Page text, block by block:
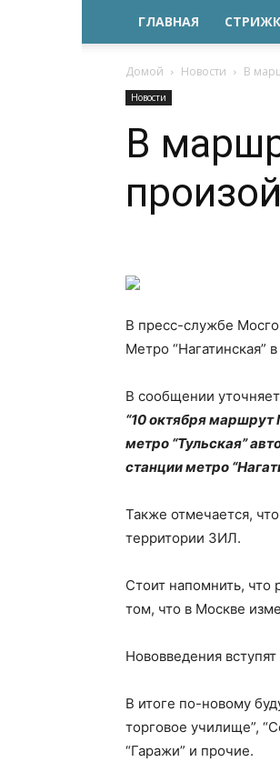
ГЛАВНАЯ
Домой Новости В
Новости
В
В пресс-службе
Метро “Нагатинская”
В сообщении
“10 октября маршрут
метро “Тульская”
станции метро
Также отмечается,
территории ЗИЛ.
Стоит напомнить, что
том, что в Москве
Нововведения
В итоге по-новому
торговое училище”,
“Гаражи” и прочие.